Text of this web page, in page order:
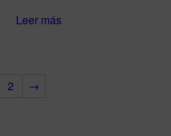
Leer más
2 →